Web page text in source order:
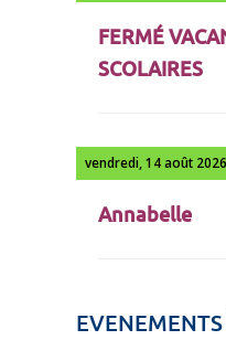
FERMÉ
SCOLAIRES
vendredi, 14 août 2026
Annabelle